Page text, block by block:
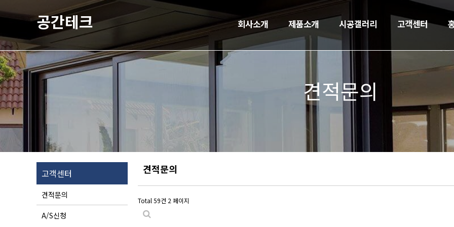
공간테크 회사소개 제품소개 시공갤러리 고객센터
견적문의
고객센터
견적문의
A/S신청
견적문의
Total 59건 2 페이지